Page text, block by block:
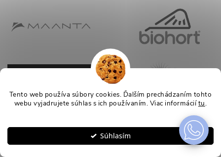
Tento web používa súbory cookies. Ďalším prechádzaním tohto
webu vyjadrujete súhlas s ich používaním. Viac informáciítu.
Súhlasím